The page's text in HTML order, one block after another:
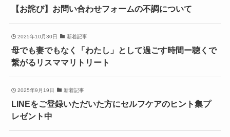
【お詫び】お問い合わせフォームの不調について
2025年10月30日 新着記事
母でも妻でもなく「わたし」として過ごす時間ー聴くで
繋がるリスママリトリート
2025年9月19日 新着記事
LINEをご登録いただいた方にセルフケアのヒント集プ
レゼント中